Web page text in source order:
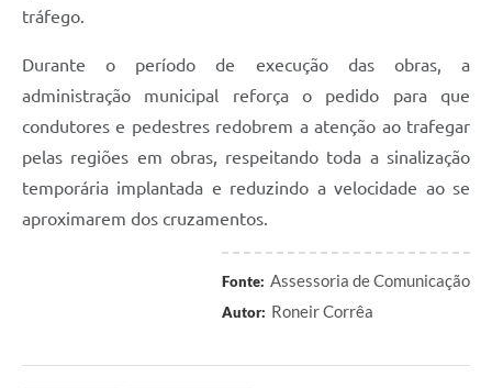
tráfego.
Durante o período de execução das obras, a
administração municipal reforça o pedido para que
condutores e pedestres redobrem a atenção ao trafegar
pelas regiões em obras, respeitando toda a sinalização
temporária implantada e reduzindo a velocidade ao se
aproximarem dos cruzamentos.
Fonte: Assessoria de Comunicação
Autor: Roneir Corrêa